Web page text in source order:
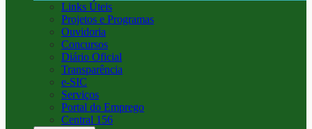
Links Úteis
Projetos e Programas
Ouvidoria
Concursos
Diário Oficial
Transparência
e-SIC
Serviços
Portal do Emprego
Central 156